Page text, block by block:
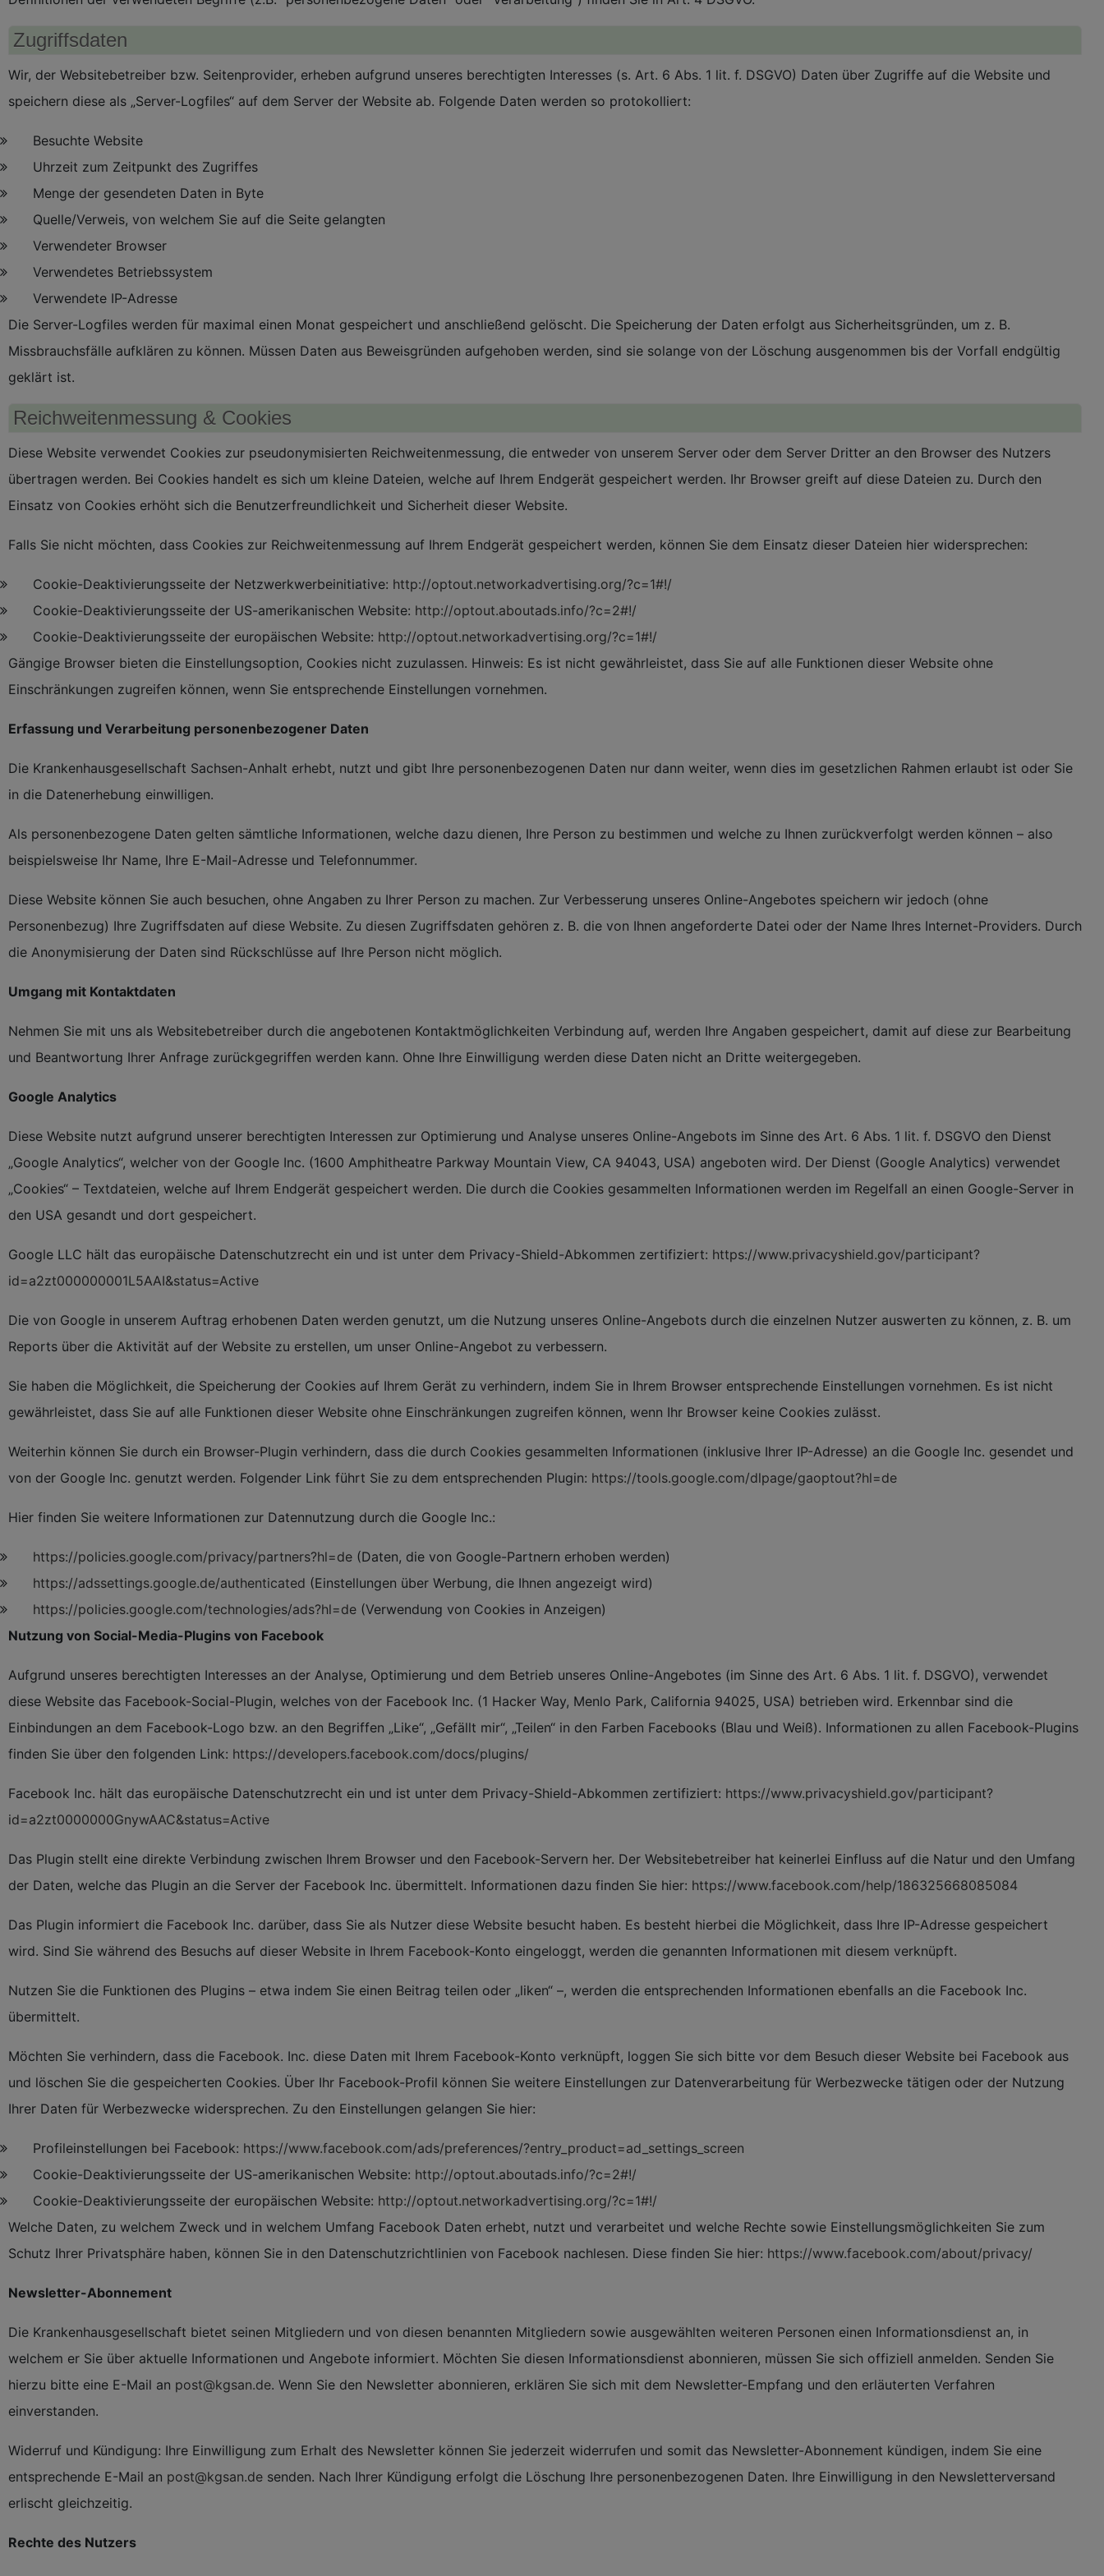
Zugriffsdaten
Wir, der Websitebetreiber bzw. Seitenprovider, erheben aufgrund unseres berechtigten Interesses (s. Art. 6 Abs. 1 lit. f. DSGVO) Daten über Zugriffe auf die Website und
speichern diese als „Server-Logfiles“ auf dem Server der Website ab. Folgende Daten werden so protokolliert:
Besuchte Website
Uhrzeit zum Zeitpunkt des Zugriffes
Menge der gesendeten Daten in Byte
Quelle/Verweis, von welchem Sie auf die Seite gelangten
Verwendeter Browser
Verwendetes Betriebssystem
Verwendete IP-Adresse
Die Server-Logfiles werden für maximal einen Monat gespeichert und anschließend gelöscht. Die Speicherung der Daten erfolgt aus Sicherheitsgründen, um z. B.
Missbrauchsfälle aufklären zu können. Müssen Daten aus Beweisgründen aufgehoben werden, sind sie solange von der Löschung ausgenommen bis der Vorfall endgültig
geklärt ist.
Reichweitenmessung & Cookies
Diese Website verwendet Cookies zur pseudonymisierten Reichweitenmessung, die entweder von unserem Server oder dem Server Dritter an den Browser des Nutzers
übertragen werden. Bei Cookies handelt es sich um kleine Dateien, welche auf Ihrem Endgerät gespeichert werden. Ihr Browser greift auf diese Dateien zu. Durch den
Einsatz von Cookies erhöht sich die Benutzerfreundlichkeit und Sicherheit dieser Website.
Falls Sie nicht möchten, dass Cookies zur Reichweitenmessung auf Ihrem Endgerät gespeichert werden, können Sie dem Einsatz dieser Dateien hier widersprechen:
Cookie-Deaktivierungsseite der Netzwerkwerbeinitiative: http://optout.networkadvertising.org/?c=1#!/
Cookie-Deaktivierungsseite der US-amerikanischen Website: http://optout.aboutads.info/?c=2#!/
Cookie-Deaktivierungsseite der europäischen Website: http://optout.networkadvertising.org/?c=1#!/
Gängige Browser bieten die Einstellungsoption, Cookies nicht zuzulassen. Hinweis: Es ist nicht gewährleistet, dass Sie auf alle Funktionen dieser Website ohne
Einschränkungen zugreifen können, wenn Sie entsprechende Einstellungen vornehmen.
Erfassung und Verarbeitung personenbezogener Daten
Die Krankenhausgesellschaft Sachsen-Anhalt erhebt, nutzt und gibt Ihre personenbezogenen Daten nur dann weiter, wenn dies im gesetzlichen Rahmen erlaubt ist oder Sie
in die Datenerhebung einwilligen.
Als personenbezogene Daten gelten sämtliche Informationen, welche dazu dienen, Ihre Person zu bestimmen und welche zu Ihnen zurückverfolgt werden können – also
beispielsweise Ihr Name, Ihre E-Mail-Adresse und Telefonnummer.
Diese Website können Sie auch besuchen, ohne Angaben zu Ihrer Person zu machen. Zur Verbesserung unseres Online-Angebotes speichern wir jedoch (ohne
Personenbezug) Ihre Zugriffsdaten auf diese Website. Zu diesen Zugriffsdaten gehören z. B. die von Ihnen angeforderte Datei oder der Name Ihres Internet-Providers. Durch
die Anonymisierung der Daten sind Rückschlüsse auf Ihre Person nicht möglich.
Umgang mit Kontaktdaten
Nehmen Sie mit uns als Websitebetreiber durch die angebotenen Kontaktmöglichkeiten Verbindung auf, werden Ihre Angaben gespeichert, damit auf diese zur Bearbeitung
und Beantwortung Ihrer Anfrage zurückgegriffen werden kann. Ohne Ihre Einwilligung werden diese Daten nicht an Dritte weitergegeben.
Google Analytics
Diese Website nutzt aufgrund unserer berechtigten Interessen zur Optimierung und Analyse unseres Online-Angebots im Sinne des Art. 6 Abs. 1 lit. f. DSGVO den Dienst
„Google Analytics“, welcher von der Google Inc. (1600 Amphitheatre Parkway Mountain View, CA 94043, USA) angeboten wird. Der Dienst (Google Analytics) verwendet
„Cookies“ – Textdateien, welche auf Ihrem Endgerät gespeichert werden. Die durch die Cookies gesammelten Informationen werden im Regelfall an einen Google-Server in
den USA gesandt und dort gespeichert.
Google LLC hält das europäische Datenschutzrecht ein und ist unter dem Privacy-Shield-Abkommen zertifiziert: https://www.privacyshield.gov/participant?
id=a2zt000000001L5AAI&status=Active
Die von Google in unserem Auftrag erhobenen Daten werden genutzt, um die Nutzung unseres Online-Angebots durch die einzelnen Nutzer auswerten zu können, z. B. um
Reports über die Aktivität auf der Website zu erstellen, um unser Online-Angebot zu verbessern.
Sie haben die Möglichkeit, die Speicherung der Cookies auf Ihrem Gerät zu verhindern, indem Sie in Ihrem Browser entsprechende Einstellungen vornehmen. Es ist nicht
gewährleistet, dass Sie auf alle Funktionen dieser Website ohne Einschränkungen zugreifen können, wenn Ihr Browser keine Cookies zulässt.
Weiterhin können Sie durch ein Browser-Plugin verhindern, dass die durch Cookies gesammelten Informationen (inklusive Ihrer IP-Adresse) an die Google Inc. gesendet und
von der Google Inc. genutzt werden. Folgender Link führt Sie zu dem entsprechenden Plugin: https://tools.google.com/dlpage/gaoptout?hl=de
Hier finden Sie weitere Informationen zur Datennutzung durch die Google Inc.:
https://policies.google.com/privacy/partners?hl=de (Daten, die von Google-Partnern erhoben werden)
https://adssettings.google.de/authenticated (Einstellungen über Werbung, die Ihnen angezeigt wird)
https://policies.google.com/technologies/ads?hl=de (Verwendung von Cookies in Anzeigen)
Nutzung von Social-Media-Plugins von Facebook
Aufgrund unseres berechtigten Interesses an der Analyse, Optimierung und dem Betrieb unseres Online-Angebotes (im Sinne des Art. 6 Abs. 1 lit. f. DSGVO), verwendet
diese Website das Facebook-Social-Plugin, welches von der Facebook Inc. (1 Hacker Way, Menlo Park, California 94025, USA) betrieben wird. Erkennbar sind die
Einbindungen an dem Facebook-Logo bzw. an den Begriffen „Like“, „Gefällt mir“, „Teilen“ in den Farben Facebooks (Blau und Weiß). Informationen zu allen Facebook-Plugins
finden Sie über den folgenden Link: https://developers.facebook.com/docs/plugins/
Facebook Inc. hält das europäische Datenschutzrecht ein und ist unter dem Privacy-Shield-Abkommen zertifiziert: https://www.privacyshield.gov/participant?
id=a2zt0000000GnywAAC&status=Active
Das Plugin stellt eine direkte Verbindung zwischen Ihrem Browser und den Facebook-Servern her. Der Websitebetreiber hat keinerlei Einfluss auf die Natur und den Umfang
der Daten, welche das Plugin an die Server der Facebook Inc. übermittelt. Informationen dazu finden Sie hier: https://www.facebook.com/help/186325668085084
Das Plugin informiert die Facebook Inc. darüber, dass Sie als Nutzer diese Website besucht haben. Es besteht hierbei die Möglichkeit, dass Ihre IP-Adresse gespeichert
wird. Sind Sie während des Besuchs auf dieser Website in Ihrem Facebook-Konto eingeloggt, werden die genannten Informationen mit diesem verknüpft.
Nutzen Sie die Funktionen des Plugins – etwa indem Sie einen Beitrag teilen oder „liken“ –, werden die entsprechenden Informationen ebenfalls an die Facebook Inc.
übermittelt.
Möchten Sie verhindern, dass die Facebook. Inc. diese Daten mit Ihrem Facebook-Konto verknüpft, loggen Sie sich bitte vor dem Besuch dieser Website bei Facebook aus
und löschen Sie die gespeicherten Cookies. Über Ihr Facebook-Profil können Sie weitere Einstellungen zur Datenverarbeitung für Werbezwecke tätigen oder der Nutzung
Ihrer Daten für Werbezwecke widersprechen. Zu den Einstellungen gelangen Sie hier:
Profileinstellungen bei Facebook: https://www.facebook.com/ads/preferences/?entry_product=ad_settings_screen
Cookie-Deaktivierungsseite der US-amerikanischen Website: http://optout.aboutads.info/?c=2#!/
Cookie-Deaktivierungsseite der europäischen Website: http://optout.networkadvertising.org/?c=1#!/
Welche Daten, zu welchem Zweck und in welchem Umfang Facebook Daten erhebt, nutzt und verarbeitet und welche Rechte sowie Einstellungsmöglichkeiten Sie zum
Schutz Ihrer Privatsphäre haben, können Sie in den Datenschutzrichtlinien von Facebook nachlesen. Diese finden Sie hier: https://www.facebook.com/about/privacy/
Newsletter-Abonnement
Die Krankenhausgesellschaft bietet seinen Mitgliedern und von diesen benannten Mitgliedern sowie ausgewählten weiteren Personen einen Informationsdienst an, in
welchem er Sie über aktuelle Informationen und Angebote informiert. Möchten Sie diesen Informationsdienst abonnieren, müssen Sie sich offiziell anmelden. Senden Sie
hierzu bitte eine E-Mail an post@kgsan.de. Wenn Sie den Newsletter abonnieren, erklären Sie sich mit dem Newsletter-Empfang und den erläuterten Verfahren
einverstanden.
Widerruf und Kündigung: Ihre Einwilligung zum Erhalt des Newsletter können Sie jederzeit widerrufen und somit das Newsletter-Abonnement kündigen, indem Sie eine
entsprechende E-Mail an post@kgsan.de senden. Nach Ihrer Kündigung erfolgt die Löschung Ihre personenbezogenen Daten. Ihre Einwilligung in den Newsletterversand
erlischt gleichzeitig.
Rechte des Nutzers